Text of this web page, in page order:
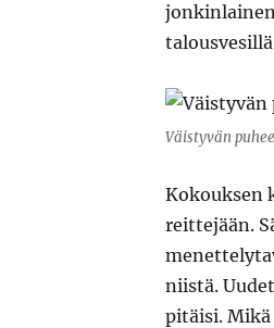
Väistyvän
Kokouksen
reittejään.
niistä.
pitäisi.